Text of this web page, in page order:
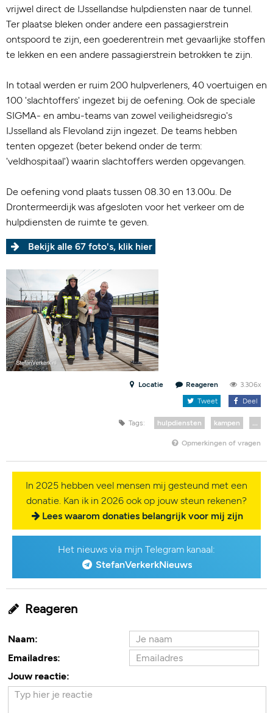
vrijwel direct de IJssellandse hulpdiensten naar de tunnel.
Ter plaatse bleken onder andere een passagierstrein
ontspoord te zijn, een goederentrein met gevaarlijke stoffen
te lekken en een andere passagierstrein betrokken te zijn.
In totaal werden er ruim 200 hulpverleners, 40 voertuigen en
100 'slachtoffers' ingezet bij de oefening. Ook de speciale
SIGMA- en ambu-teams van zowel veiligheidsregio's
IJsselland als Flevoland zijn ingezet. De teams hebben
tenten opgezet (beter bekend onder de term:
'veldhospitaal') waarin slachtoffers werden opgevangen.
De oefening vond plaats tussen 08.30 en 13.00u. De
Drontermeerdijk was afgesloten voor het verkeer om de
hulpdiensten de ruimte te geven.
Bekijk alle 67 foto's, klik hier
Locatie Reageren
3.306x
Tweet
Deel
Tags: hulpdiensten kampen
Opmerkingen of vragen
In 2025 hebben veel mensen mij gesteund met een
donatie. Kan ik in 2026 ook op jouw steun rekenen?
Lees waarom donaties belangrijk voor mij zijn
Het nieuws via mijn Telegram kanaal:
StefanVerkerkNieuws
Reageren
Naam:
Emailadres:
Jouw reactie: